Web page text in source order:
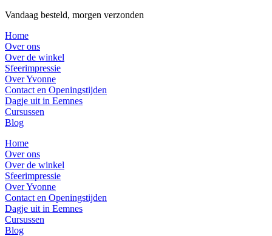
Vandaag besteld, morgen verzonden
Home
Over ons
Over de winkel
Sfeerimpressie
Over Yvonne
Contact en Openingstijden
Dagje uit in Eemnes
Cursussen
Blog
Home
Over ons
Over de winkel
Sfeerimpressie
Over Yvonne
Contact en Openingstijden
Dagje uit in Eemnes
Cursussen
Blog